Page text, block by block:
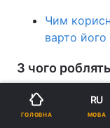
Чим
варто
З чого
до його складу
За словами
ГОЛОВНА
RU
МОВА